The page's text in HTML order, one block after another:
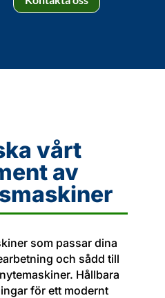
vårt
av
som passar dina
och sådd till
Hållbara
för ett modernt